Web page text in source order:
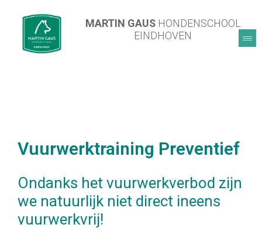
MARTIN GAUSHONDENSCHOOL
EINDHOVEN
Vuurwerktraining Preventief
Ondanks het vuurwerkverbod zijn
we natuurlijk niet direct ineens
vuurwerkvrij!